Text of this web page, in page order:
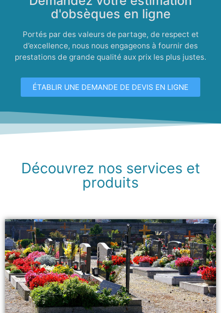
d'obsèques en ligne
Portés par des valeurs de partage, de respect et
d’excellence, nous nous engageons à fournir des
prestations de grande qualité aux prix les plus justes.
ÉTABLIR UNE DEMANDE DE DEVIS EN LIGNE
Découvrez nos services et
produits